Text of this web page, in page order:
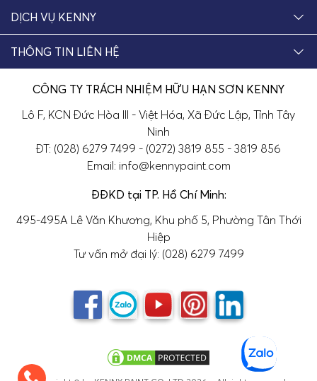
DỊCH VỤ KENNY
THÔNG TIN LIÊN HỆ
CÔNG TY TRÁCH NHIỆM HỮU HẠN SƠN KENNY
Lô F, KCN Đức Hòa III - Việt Hóa, Xã Đức Lập, Tỉnh Tây
Ninh
ĐT: (028) 6279 7499 - (0272) 3819 855 - 3819 856
Email: info@kennypaint.com
ĐĐKD tại TP. Hồ Chí Minh:
495-495A Lê Văn Khương, Khu phố 5, Phường Tân Thới
Hiệp
Tư vấn mở đại lý: (028) 6279 7499